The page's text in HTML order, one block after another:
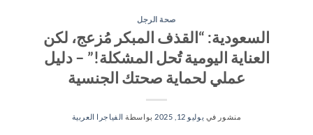
صحة الرجل
السعودية: “القذف المبكر مُزعج، لكن
العناية اليومية تُحل المشكلة!” – دليل
عملي لحماية صحتك الجنسية
منشور في يوليو 12, 2025 بواسطة الفياجرا العربية